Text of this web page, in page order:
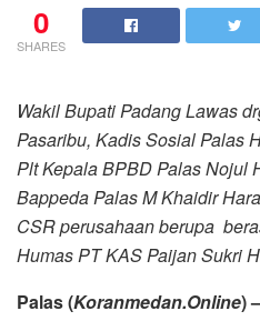
0
SHARES
Wakil Bupati Padang Lawas
Pasaribu, Kadis Sosial Palas
Plt Kepala BPBD Palas Nojul
Bappeda Palas M Khaidir
CSR perusahaan berupa
Humas PT KAS Paijan Sukri
Palas (Koranmedan.Online)